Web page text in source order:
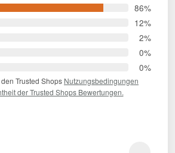
86%
12%
2%
0%
0%
Trusted Shops Nutzungsbedingungen
der Trusted Shops Bewertungen.